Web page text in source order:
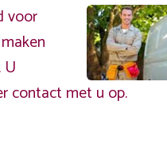
voor
contact met u op.